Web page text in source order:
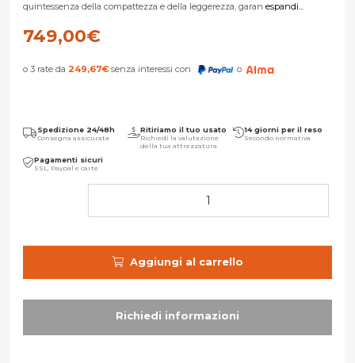
quintessenza della compattezza e della leggerezza, garan espandi...
749,00€
o 3 rate da 249,67€ senza interessi con o
Spedizione 24/48h
Consegna assicurata
Ritiriamo il tuo usato
Richiedi la valutazione
della tua attrezzatura
14 giorni per il reso
Secondo normativa
Pagamenti sicuri
SSL, Paypal e carte
Aggiungi al carrello